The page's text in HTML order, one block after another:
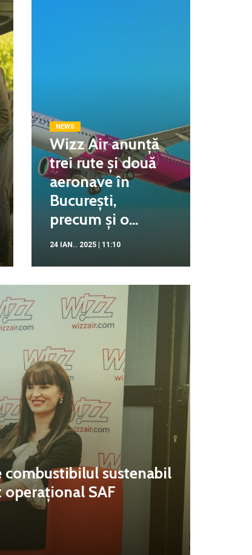
NEWS
Wizz Air anunță
trei rute și două
aeronave în
București,
precum și o...
24 IAN.. 2025 | 11:10
combustibilul sustenabil
operațional SAF